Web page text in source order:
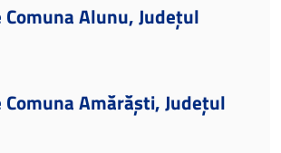
Alunu, Județul
Amărăști, Județul